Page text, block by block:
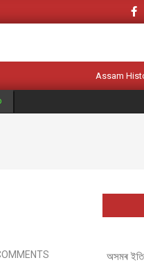
Subscribe our Youtube
Assam
অসমৰ